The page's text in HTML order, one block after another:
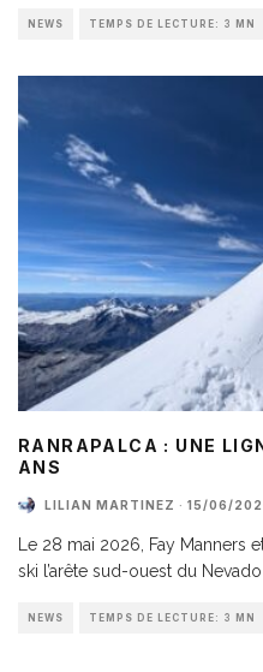
NEWS TEMPS DE LECTURE: 3 MN
RANRAPALCA : UNE
ANS
LILIAN MARTINEZ · 15/06/
Le 28 mai 2026, Fay Manners
ski l’arête sud-ouest du
NEWS TEMPS DE LECTURE: 3 MN